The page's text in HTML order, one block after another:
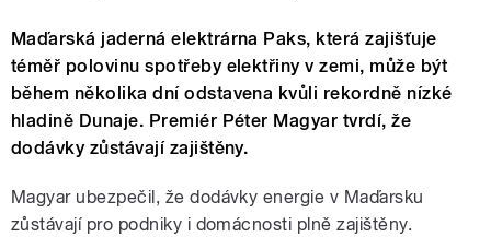
Maďarská jaderná elektrárna Paks, která zajišťuje
téměř polovinu spotřeby elektřiny v zemi, může být
během několika dní odstavena kvůli rekordně nízké
hladině Dunaje. Premiér Péter Magyar tvrdí, že
dodávky zůstávají zajištěny.
Magyar ubezpečil, že dodávky energie v Maďarsku
zůstávají pro podniky i domácnosti plně zajištěny.